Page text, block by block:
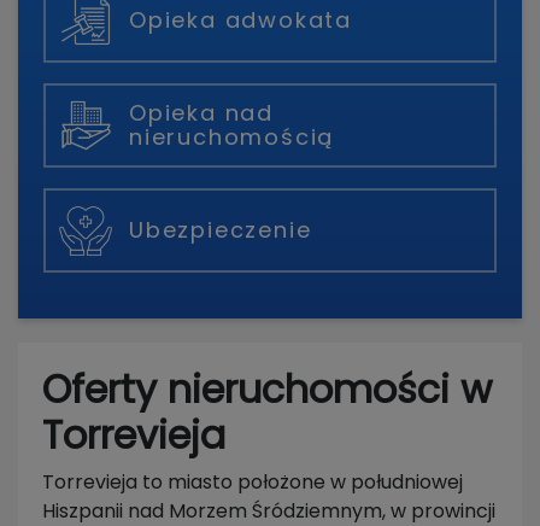
Opieka adwokata
Opieka nad
nieruchomością
Ubezpieczenie
Oferty nieruchomości w
Torrevieja
Torrevieja to miasto położone w południowej
Hiszpanii nad Morzem Śródziemnym, w prowincji